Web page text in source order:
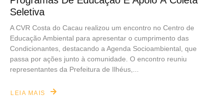
Seletiva
A CVR Costa do Cacau realizou um encontro no Centro de
Educação Ambiental para apresentar o cumprimento das
Condicionantes, destacando a Agenda Socioambiental, que
passa por ações junto à comunidade. O encontro reuniu
representantes da Prefeitura de Ilhéus,...
LEIA MAIS